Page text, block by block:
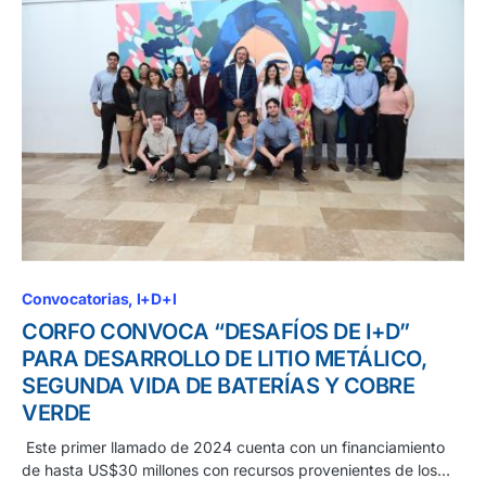
Convocatorias I+D+I
CORFO CONVOCA “DESAFÍOS DE I+D”
PARA DESARROLLO DE LITIO METÁLICO,
SEGUNDA VIDA DE BATERÍAS Y COBRE
VERDE
Este primer llamado de 2024 cuenta con un financiamiento
de hasta US$30 millones con recursos provenientes de los…